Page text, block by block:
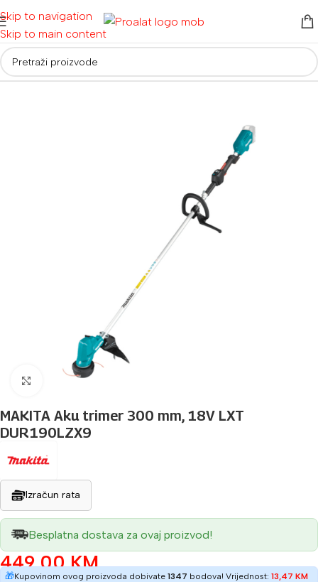
Skip to navigation
Skip to main content
Početna/ Alati za vrt i dom
Povećaj sliku
MAKITA Aku trimer 300 mm, 18V LXT
DUR190LZX9
Izračun rata
Besplatna dostava za ovaj proizvod!
449,00KM
🎁Kupovinom ovog proizvoda dobivate 1347 bodova! Vrijednost: 13,47 KM